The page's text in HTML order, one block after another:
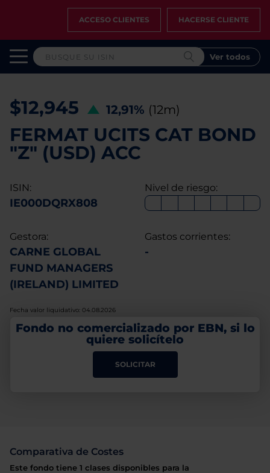
ACCESO CLIENTES HACERSE CLIENTE
Ver todos
$12,945 12,91% (12m)
FERMAT UCITS CAT BOND
"Z" (USD) ACC
ISIN:
IE000DQRX808
Nivel de riesgo:
Gestora:
CARNE GLOBAL
FUND MANAGERS
(IRELAND) LIMITED
Gastos corrientes:
-
Fecha valor liquidativo: 04.08.2026
Fondo no comercializado por EBN, si lo
quiere solicítelo
SOLICITAR
Comparativa de Costes
Este fondo tiene 1 clases disponibles para la